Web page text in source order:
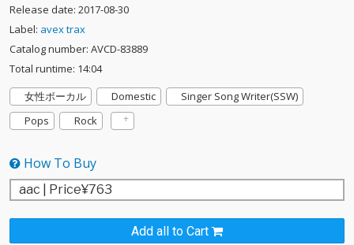
Release date: 2017-08-30
Label: avex trax
Catalog number: AVCD-83889
Total runtime: 14:04
女性ボーカル
Domestic
Singer Song Writer(SSW)
Pops
Rock
How To Buy
Add all to Cart